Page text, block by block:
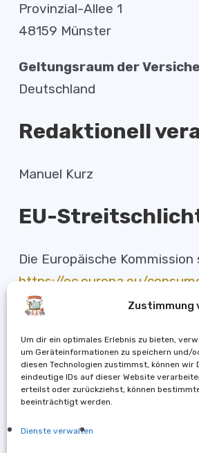
Zustimmung
Um dir ein optimales Erlebnis zu bieten,
um Geräteinformationen zu speichern und/
diesen Technologien zustimmst, können
eindeutige IDs auf dieser Website
erteilst oder zurückziehst, können
beeinträchtigt werden.
Dienste verwalten
Provinzial-Allee 1
48159 Münster
Geltungsraum der
Deutschland
Redaktionell
Manuel Kurz
EU-
Die Europäische
https://ec.europa.eu/
Unsere E-Mail-Adresse
stelle
Wir sind nicht bereit oder